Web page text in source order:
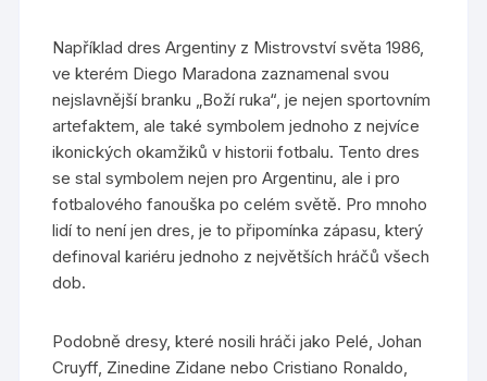
Například dres Argentiny z Mistrovství světa 1986,
ve kterém Diego Maradona zaznamenal svou
nejslavnější branku „Boží ruka“, je nejen sportovním
artefaktem, ale také symbolem jednoho z nejvíce
ikonických okamžiků v historii fotbalu. Tento dres
se stal symbolem nejen pro Argentinu, ale i pro
fotbalového fanouška po celém světě. Pro mnoho
lidí to není jen dres, je to připomínka zápasu, který
definoval kariéru jednoho z největších hráčů všech
dob.
Podobně dresy, které nosili hráči jako Pelé, Johan
Cruyff, Zinedine Zidane nebo Cristiano Ronaldo,